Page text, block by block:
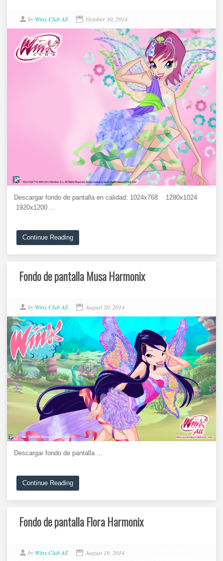
by Winx Club All October 30, 2014
Descargar fondo de pantalla en calidad: 1024x768 1280x1024
1920x1200 ...
Continue Reading
Fondo de pantalla Musa Harmonix
by Winx Club All August 20, 2014
Descargar fondo de pantalla ...
Continue Reading
Fondo de pantalla Flora Harmonix
by Winx Club All August 19, 2014